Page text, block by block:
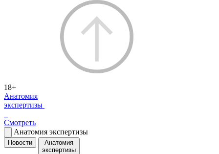
18+
Анатомия
экспертизы
Смотреть
Анатомия экспертизы
Новости
Анатомия
экспертизы